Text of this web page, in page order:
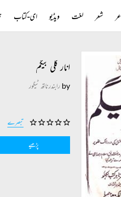
انار کلی بیگم
by رابندرناتھ ٹیگور
تبصرے
پڑھیے
شعر لغت ویڈیو ای-کتاب